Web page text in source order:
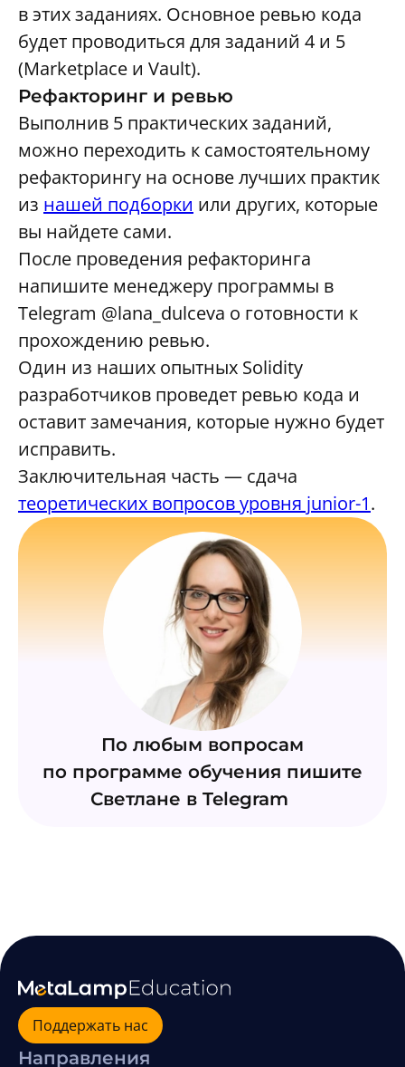
в этих заданиях. Основное ревью кода
будет проводиться для заданий 4 и 5
(Marketplace и Vault).
Рефакторинг и ревью
Выполнив 5 практических заданий,
можно переходить к самостоятельному
рефакторингу на основе лучших практик
из нашей подборки или других, которые
вы найдете сами.
После проведения рефакторинга
напишите менеджеру программы в
Telegram @lana_dulceva о готовности к
прохождению ревью.
Один из наших опытных Solidity
разработчиков проведет ревью кода и
оставит замечания, которые нужно будет
исправить.
Заключительная часть — сдача
теоретических вопросов уровня junior-1.
По любым вопросам
по программе обучения пишите
Светлане в Telegram
Поддержать нас
Направления